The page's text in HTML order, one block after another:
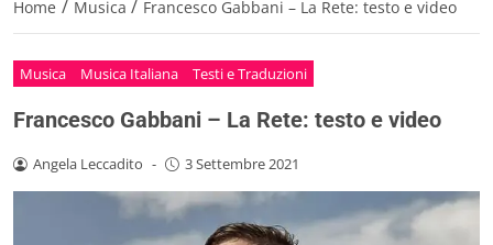
Home / Musica / Francesco Gabbani – La Rete: testo e video
Musica Musica Italiana Testi e Traduzioni
Francesco Gabbani – La Rete: testo e video
Angela Leccadito - 3 Settembre 2021